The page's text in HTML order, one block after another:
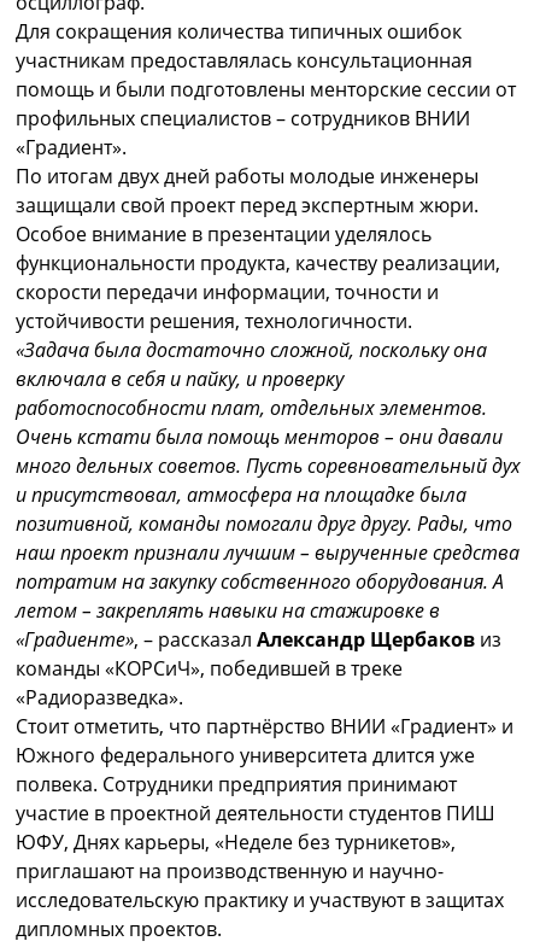
Для сокращения количества типичных ошибок
участникам предоставлялась консультационная
помощь и были подготовлены менторские сессии от
профильных специалистов – сотрудников ВНИИ
«Градиент».
По итогам двух дней работы молодые инженеры
защищали свой проект перед экспертным жюри.
Особое внимание в презентации уделялось
функциональности продукта, качеству реализации,
скорости передачи информации, точности и
устойчивости решения, технологичности.
«Задача была достаточно сложной, поскольку она
включала в себя и пайку, и проверку
работоспособности плат, отдельных элементов.
Очень кстати была помощь менторов – они давали
много дельных советов.Пусть соревновательный дух
и присутствовал, атмосфера на площадке была
позитивной, команды помогали друг другу. Рады, что
наш проект признали лучшим – вырученные средства
потратим на закупку собственного оборудования. А
летом – закреплять навыки на стажировке в
«Градиенте», – рассказалАлександр Щербаков из
команды «КОРСиЧ», победившей в треке
«Радиоразведка».
Стоит отметить, что партнёрство ВНИИ «Градиент» и
Южного федерального университета длится уже
полвека. Сотрудники предприятия принимают
участие в проектной деятельности студентов ПИШ
ЮФУ, Днях карьеры, «Неделе без турникетов»,
приглашают на производственную и научно-
исследовательскую практику и участвуют в защитах
дипломных проектов.